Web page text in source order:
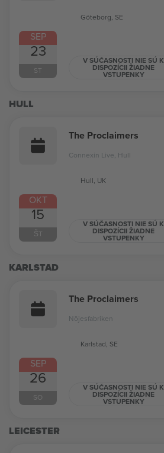
SEP
23
ST
Göteborg, SE
V SÚČASNOSTI NIE SÚ K
DISPOZÍCII ŽIADNE
VSTUPENKY
HULL
OKT
15
ŠT
The Proclaimers
Connexin Live, Hull
Hull, UK
V SÚČASNOSTI NIE SÚ K
DISPOZÍCII ŽIADNE
VSTUPENKY
KARLSTAD
SEP
26
SO
The Proclaimers
Nöjesfabriken
Karlstad, SE
V SÚČASNOSTI NIE SÚ K
DISPOZÍCII ŽIADNE
VSTUPENKY
LEICESTER